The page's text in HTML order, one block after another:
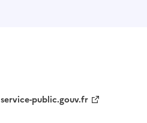
service-public.gouv.fr